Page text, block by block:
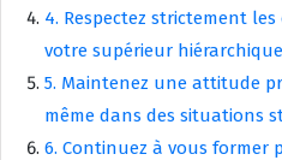
4. Respectez strictement
votre supérieur
5. Maintenez une attitude
même dans des situations
6. Continuez à vous former